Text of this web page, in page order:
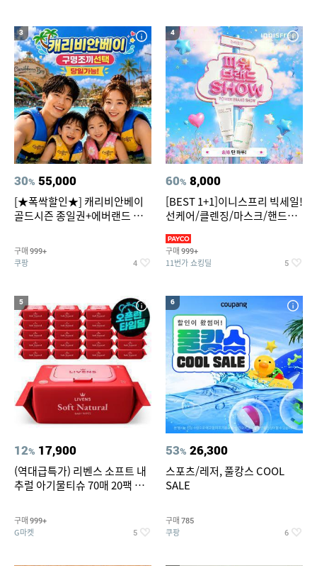
3
30% 55,000
[★폭싹할인★] 캐리비안베이
골드시즌 종일권+에버랜드 오
구매 999+
쿠팡 4
4
60% 8,000
[BEST 1+1]이니스프리 빅세일!
선케어/클렌징/마스크/핸드크
구매 999+
11번가 쇼킹딜 5
5
12% 17,900
(역대급특가) 리벤스 소프트 내
추럴 아기물티슈 70매 20팩 캡
구매 999+
G마켓 5
6
53% 26,300
스포츠/레저, 풀캉스 COOL
SALE
구매 785
쿠팡 6